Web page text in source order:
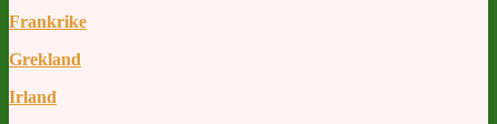
Frankrike
Grekland
Irland